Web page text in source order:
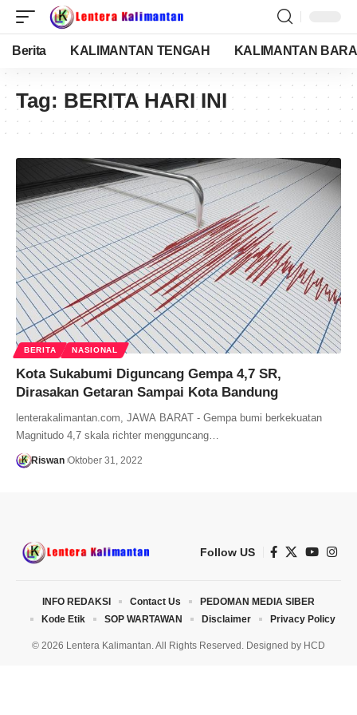
Berita KALIMANTAN TENGAH KALIMANTAN
Tag: BERITA HARI INI
BERITA NASIONAL
Kota Sukabumi Diguncang Gempa 4,7 SR,
Dirasakan Getaran Sampai Kota Bandung
lenterakalimantan.com, JAWA BARAT - Gempa bumi berkekuatan
Magnitudo 4,7 skala richter mengguncang…
Riswan Oktober 31, 2022
Follow US
© 2026 Lentera Kalimantan. All Rights Reserved. Designed by HCD
INFO REDAKSI Contact Us
PEDOMAN MEDIA SIBER
Kode Etik
SOP WARTAWAN Disclaimer Privacy Policy